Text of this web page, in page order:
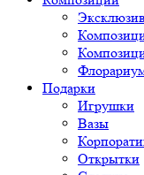
Эксклюзив
Подарки
Игрушки
Вазы
Открытки